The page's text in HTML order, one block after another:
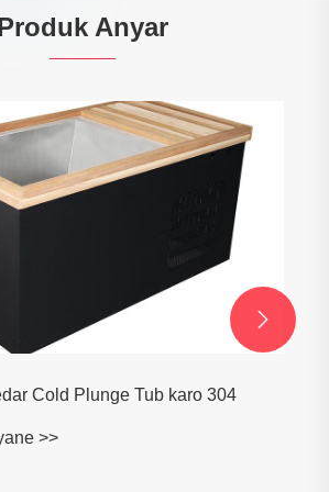
Anyar
Cold Plunge Tub karo 304
>>
